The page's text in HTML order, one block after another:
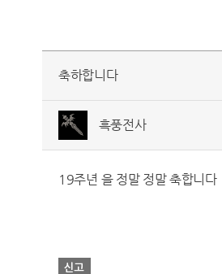
축하합니다
흑풍전사
19주년 을 정말 정말 축합니다